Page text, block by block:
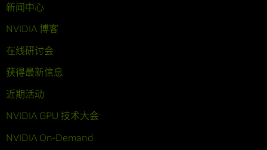
新闻中心
NVIDIA 博客
在线研讨会
获得最新信息
近期活动
NVIDIA GPU 技术大会
NVIDIA On-Demand